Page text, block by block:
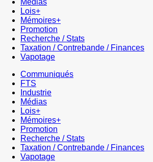
Médias
Lois+
Mémoires+
Promotion
Recherche / Stats
Taxation / Contrebande / Finances
Vapotage
Communiqués
FTS
Industrie
Médias
Lois+
Mémoires+
Promotion
Recherche / Stats
Taxation / Contrebande / Finances
Vapotage